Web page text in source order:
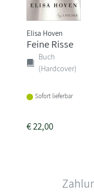
Elisa Hoven
Feine Risse
Buch
(Hardcover)
Sofort lieferbar
€22,00